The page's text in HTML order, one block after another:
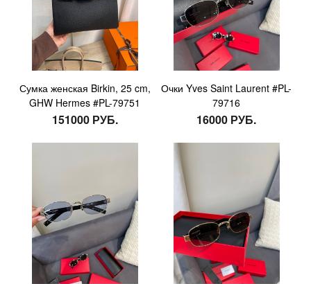
Сумка женская Birkin, 25 cm,
GHW Hermes #PL-79751
151000 РУБ.
Очки Yves Saint Laurent #PL-
79716
16000 РУБ.